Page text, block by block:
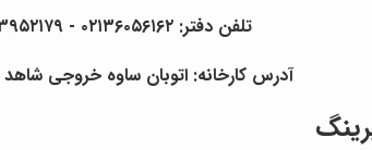
تلفن دفتر: ۰۲۱۳۶۰۵۶۱۶۲ - ۰۲۱۳۳۹۵۲۱۷۹ - همراه ۰۹۱۲۲۴۷۱۹۱۲ ۰۹۲۱۲۵۳۹۹۴۹ فرهادی
آدرس کارخانه: اتوبان ساوه خروجی شاهد